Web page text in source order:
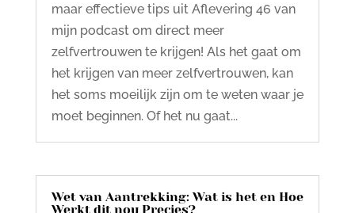
maar effectieve tips uit Aflevering 46 van
mijn podcast om direct meer
zelfvertrouwen te krijgen! Als het gaat om
het krijgen van meer zelfvertrouwen, kan
het soms moeilijk zijn om te weten waar je
moet beginnen. Of het nu gaat...
Wet van Aantrekking: Wat is het en Hoe
Werkt dit nou Precies?